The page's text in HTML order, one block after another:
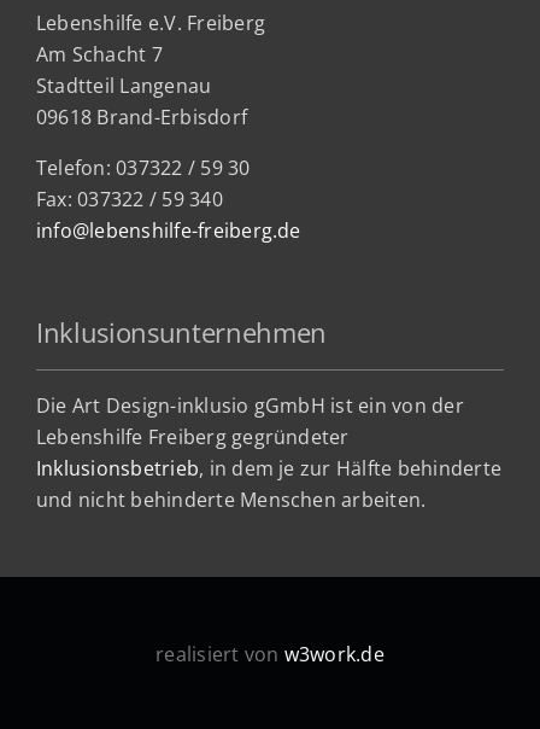
Lebenshilfe e.V. Freiberg
Am Schacht 7
Stadtteil Langenau
09618 Brand-Erbisdorf
Telefon: 037322 / 59 30
Fax: 037322 / 59 340
info@lebenshilfe-freiberg.de
Inklusionsunternehmen
Die Art Design-inklusio gGmbH ist ein von der
Lebenshilfe Freiberg gegründeter
Inklusionsbetrieb, in dem je zur Hälfte behinderte
und nicht behinderte Menschen arbeiten.
realisiert von w3work.de